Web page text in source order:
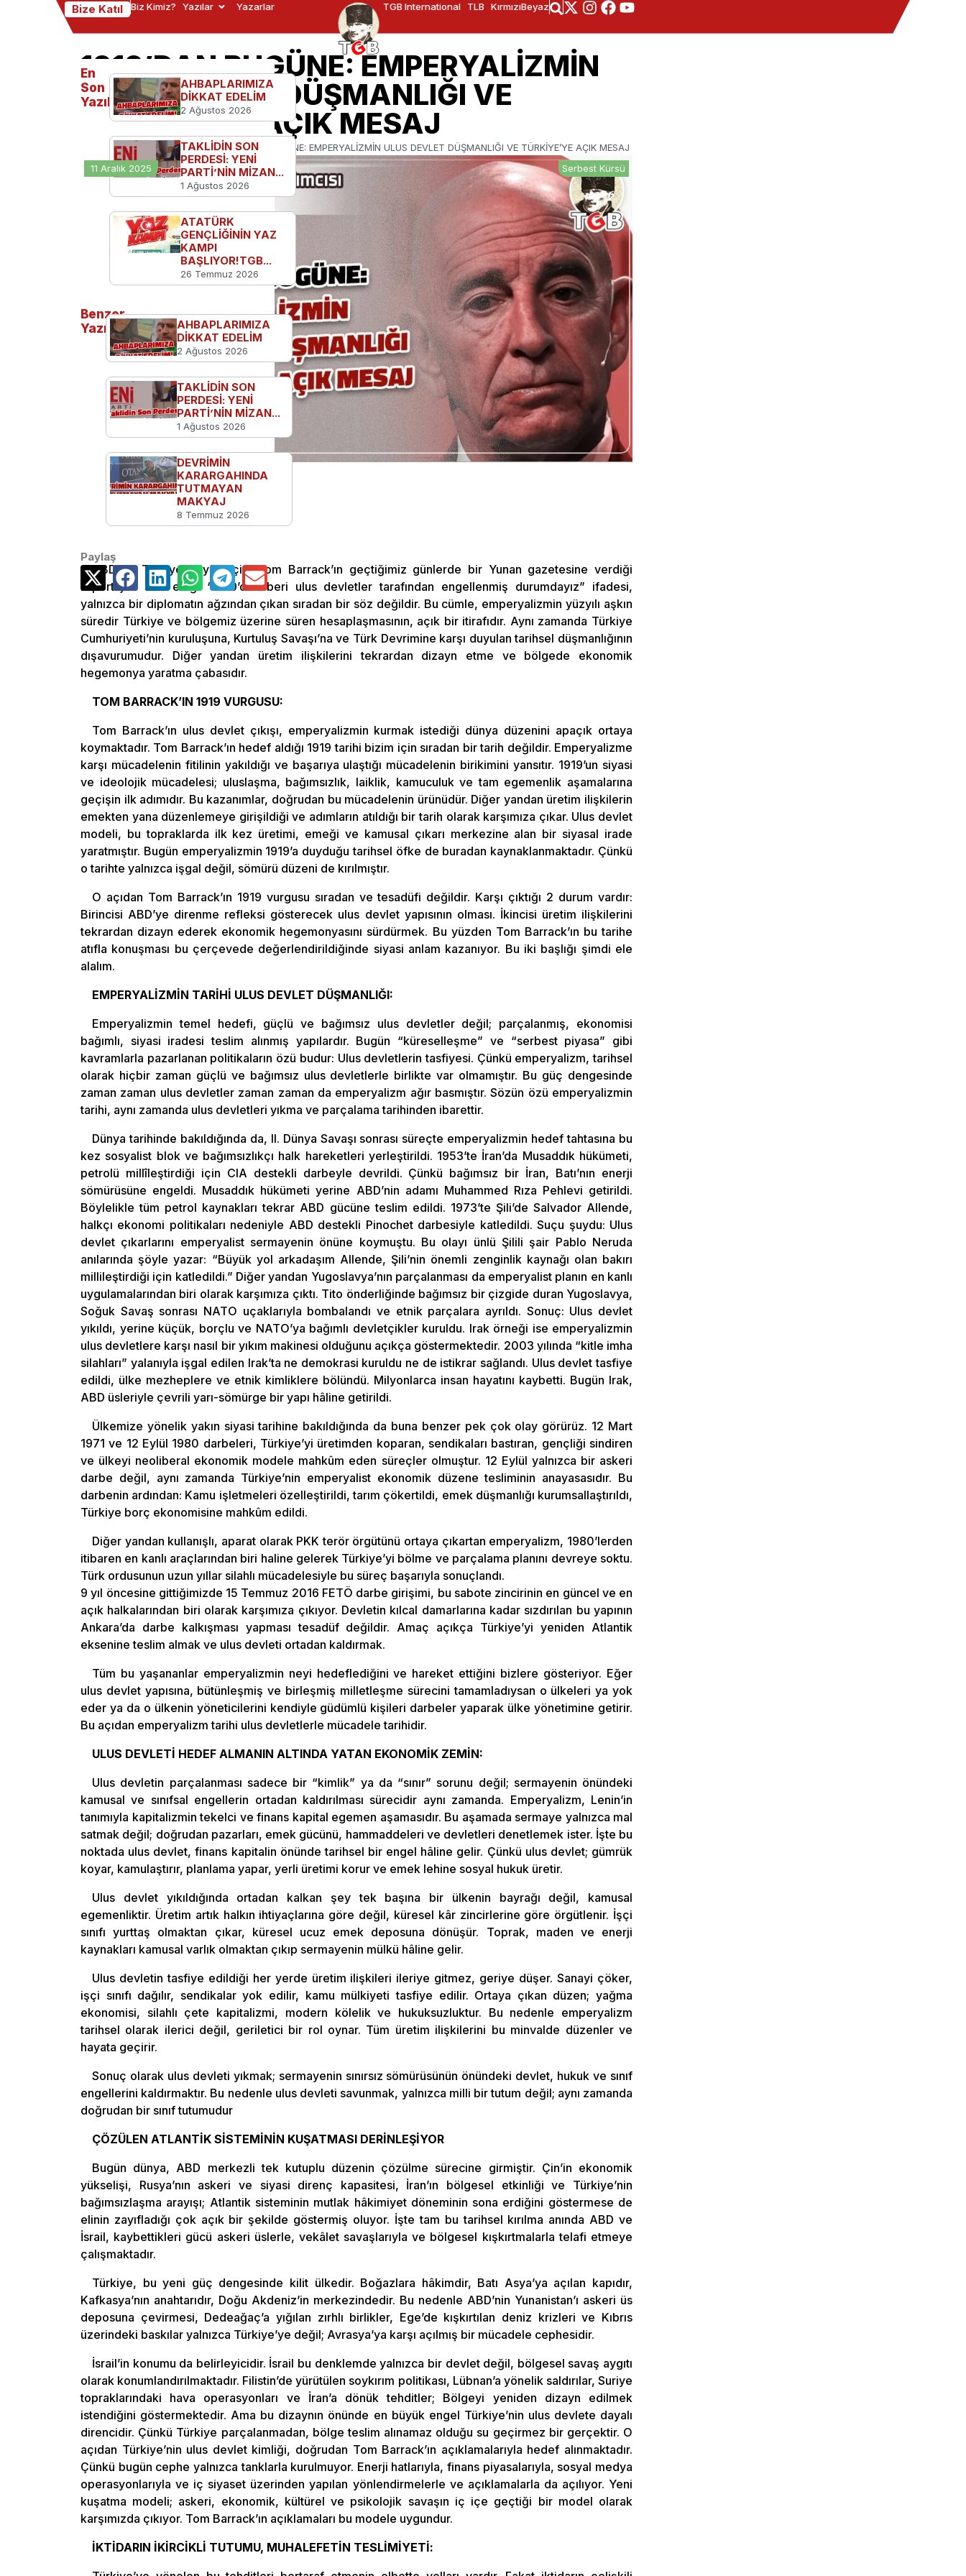
Bize Katıl Biz Kimiz? Yazılar Yazarlar TGB International TLB KırmızıBeyaz
1919’DAN BUGÜNE: EMPERYALİZMİN
ULUS DEVLET DÜŞMANLIĞI VE
TÜRKİYE’YE AÇIK MESAJ
Ana Sayfa Serbest Kürsü
1919’DAN BUGÜNE: EMPERYALİZMİN ULUS DEVLET DÜŞMANLIĞI VE TÜRKİYE’YE AÇIK MESAJ
11 Aralık 2025
Serbest Kürsü
Hasan Almışlar
Genel Sekreter Yardımcısı
ABD’nin Türkiye Büyükelçisi Tom Barrack’ın geçtiğimiz günlerde bir Yunan gazetesine verdiği
röportajda sarf ettiği “1919’dan beri ulus devletler tarafından engellenmiş durumdayız” ifadesi,
yalnızca bir diplomatın ağzından çıkan sıradan bir söz değildir. Bu cümle, emperyalizmin yüzyılı aşkın
süredir Türkiye ve bölgemiz üzerine süren hesaplaşmasının, açık bir itirafıdır. Aynı zamanda Türkiye
Cumhuriyeti’nin kuruluşuna, Kurtuluş Savaşı’na ve Türk Devrimine karşı duyulan tarihsel düşmanlığının
dışavurumudur. Diğer yandan üretim ilişkilerini tekrardan dizayn etme ve bölgede ekonomik
hegemonya yaratma çabasıdır.
TOM BARRACK’IN 1919 VURGUSU:
Tom Barrack’ın ulus devlet çıkışı, emperyalizmin kurmak istediği dünya düzenini apaçık ortaya
koymaktadır. Tom Barrack’ın hedef aldığı 1919 tarihi bizim için sıradan bir tarih değildir. Emperyalizme
karşı mücadelenin fitilinin yakıldığı ve başarıya ulaştığı mücadelenin birikimini yansıtır. 1919’un siyasi
ve ideolojik mücadelesi; uluslaşma, bağımsızlık, laiklik, kamuculuk ve tam egemenlik aşamalarına
geçişin ilk adımıdır. Bu kazanımlar, doğrudan bu mücadelenin ürünüdür. Diğer yandan üretim ilişkilerin
emekten yana düzenlemeye girişildiği ve adımların atıldığı bir tarih olarak karşımıza çıkar. Ulus devlet
modeli, bu topraklarda ilk kez üretimi, emeği ve kamusal çıkarı merkezine alan bir siyasal irade
yaratmıştır. Bugün emperyalizmin 1919’a duyduğu tarihsel öfke de buradan kaynaklanmaktadır. Çünkü
o tarihte yalnızca işgal değil, sömürü düzeni de kırılmıştır.
O açıdan Tom Barrack’ın 1919 vurgusu sıradan ve tesadüfi değildir. Karşı çıktığı 2 durum vardır:
Birincisi ABD’ye direnme refleksi gösterecek ulus devlet yapısının olması. İkincisi üretim ilişkilerini
tekrardan dizayn ederek ekonomik hegemonyasını sürdürmek. Bu yüzden Tom Barrack’ın bu tarihe
atıfla konuşması bu çerçevede değerlendirildiğinde siyasi anlam kazanıyor. Bu iki başlığı şimdi ele
alalım.
EMPERYALİZMİN TARİHİ ULUS DEVLET DÜŞMANLIĞI:
Emperyalizmin temel hedefi, güçlü ve bağımsız ulus devletler değil; parçalanmış, ekonomisi
bağımlı, siyasi iradesi teslim alınmış yapılardır. Bugün “küreselleşme” ve “serbest piyasa” gibi
kavramlarla pazarlanan politikaların özü budur: Ulus devletlerin tasfiyesi. Çünkü emperyalizm, tarihsel
olarak hiçbir zaman güçlü ve bağımsız ulus devletlerle birlikte var olmamıştır. Bu güç dengesinde
zaman zaman ulus devletler zaman zaman da emperyalizm ağır basmıştır. Sözün özü emperyalizmin
tarihi, aynı zamanda ulus devletleri yıkma ve parçalama tarihinden ibarettir.
Dünya tarihinde bakıldığında da, II. Dünya Savaşı sonrası süreçte emperyalizmin hedef tahtasına bu
kez sosyalist blok ve bağımsızlıkçı halk hareketleri yerleştirildi. 1953’te İran’da Musaddık hükümeti,
petrolü millîleştirdiği için CIA destekli darbeyle devrildi. Çünkü bağımsız bir İran, Batı’nın enerji
sömürüsüne engeldi. Musaddık hükümeti yerine ABD’nin adamı Muhammed Rıza Pehlevi getirildi.
Böylelikle tüm petrol kaynakları tekrar ABD gücüne teslim edildi. 1973’te Şili’de Salvador Allende,
halkçı ekonomi politikaları nedeniyle ABD destekli Pinochet darbesiyle katledildi. Suçu şuydu: Ulus
devlet çıkarlarını emperyalist sermayenin önüne koymuştu. Bu olayı ünlü Şilili şair Pablo Neruda
anılarında şöyle yazar: “Büyük yol arkadaşım Allende, Şili’nin önemli zenginlik kaynağı olan bakırı
millileştirdiği için katledildi.” Diğer yandan Yugoslavya’nın parçalanması da emperyalist planın en kanlı
uygulamalarından biri olarak karşımıza çıktı. Tito önderliğinde bağımsız bir çizgide duran Yugoslavya,
Soğuk Savaş sonrası NATO uçaklarıyla bombalandı ve etnik parçalara ayrıldı. Sonuç: Ulus devlet
yıkıldı, yerine küçük, borçlu ve NATO’ya bağımlı devletçikler kuruldu. Irak örneği ise emperyalizmin
ulus devletlere karşı nasıl bir yıkım makinesi olduğunu açıkça göstermektedir. 2003 yılında “kitle imha
silahları” yalanıyla işgal edilen Irak’ta ne demokrasi kuruldu ne de istikrar sağlandı. Ulus devlet tasfiye
edildi, ülke mezheplere ve etnik kimliklere bölündü. Milyonlarca insan hayatını kaybetti. Bugün Irak,
ABD üsleriyle çevrili yarı-sömürge bir yapı hâline getirildi.
Ülkemize yönelik yakın siyasi tarihine bakıldığında da buna benzer pek çok olay görürüz. 12 Mart
1971 ve 12 Eylül 1980 darbeleri, Türkiye’yi üretimden koparan, sendikaları bastıran, gençliği sindiren
ve ülkeyi neoliberal ekonomik modele mahkûm eden süreçler olmuştur. 12 Eylül yalnızca bir askeri
darbe değil, aynı zamanda Türkiye’nin emperyalist ekonomik düzene tesliminin anayasasıdır. Bu
darbenin ardından: Kamu işletmeleri özelleştirildi, tarım çökertildi, emek düşmanlığı kurumsallaştırıldı,
Türkiye borç ekonomisine mahkûm edildi.
Diğer yandan kullanışlı, aparat olarak PKK terör örgütünü ortaya çıkartan emperyalizm, 1980’lerden
itibaren en kanlı araçlarından biri haline gelerek Türkiye’yi bölme ve parçalama planını devreye soktu.
Türk ordusunun uzun yıllar silahlı mücadelesiyle bu süreç başarıyla sonuçlandı.
9 yıl öncesine gittiğimizde 15 Temmuz 2016 FETÖ darbe girişimi, bu sabote zincirinin en güncel ve en
açık halkalarından biri olarak karşımıza çıkıyor. Devletin kılcal damarlarına kadar sızdırılan bu yapının
Ankara’da darbe kalkışması yapması tesadüf değildir. Amaç açıkça Türkiye’yi yeniden Atlantik
eksenine teslim almak ve ulus devleti ortadan kaldırmak.
Tüm bu yaşananlar emperyalizmin neyi hedeflediğini ve hareket ettiğini bizlere gösteriyor. Eğer
ulus devlet yapısına, bütünleşmiş ve birleşmiş milletleşme sürecini tamamladıysan o ülkeleri ya yok
eder ya da o ülkenin yöneticilerini kendiyle güdümlü kişileri darbeler yaparak ülke yönetimine getirir.
Bu açıdan emperyalizm tarihi ulus devletlerle mücadele tarihidir.
ULUS DEVLETİ HEDEF ALMANIN ALTINDA YATAN EKONOMİK ZEMİN:
Ulus devletin parçalanması sadece bir “kimlik” ya da “sınır” sorunu değil; sermayenin önündeki
kamusal ve sınıfsal engellerin ortadan kaldırılması sürecidir aynı zamanda. Emperyalizm, Lenin’in
tanımıyla kapitalizmin tekelci ve finans kapital egemen aşamasıdır. Bu aşamada sermaye yalnızca mal
satmak değil; doğrudan pazarları, emek gücünü, hammaddeleri ve devletleri denetlemek ister. İşte bu
noktada ulus devlet, finans kapitalin önünde tarihsel bir engel hâline gelir. Çünkü ulus devlet; gümrük
koyar, kamulaştırır, planlama yapar, yerli üretimi korur ve emek lehine sosyal hukuk üretir.
Ulus devlet yıkıldığında ortadan kalkan şey tek başına bir ülkenin bayrağı değil, kamusal
egemenliktir. Üretim artık halkın ihtiyaçlarına göre değil, küresel kâr zincirlerine göre örgütlenir. İşçi
sınıfı yurttaş olmaktan çıkar, küresel ucuz emek deposuna dönüşür. Toprak, maden ve enerji
kaynakları kamusal varlık olmaktan çıkıp sermayenin mülkü hâline gelir.
Ulus devletin tasfiye edildiği her yerde üretim ilişkileri ileriye gitmez, geriye düşer. Sanayi çöker,
işçi sınıfı dağılır, sendikalar yok edilir, kamu mülkiyeti tasfiye edilir. Ortaya çıkan düzen; yağma
ekonomisi, silahlı çete kapitalizmi, modern kölelik ve hukuksuzluktur. Bu nedenle emperyalizm
tarihsel olarak ilerici değil, geriletici bir rol oynar. Tüm üretim ilişkilerini bu minvalde düzenler ve
hayata geçirir.
Sonuç olarak ulus devleti yıkmak; sermayenin sınırsız sömürüsünün önündeki devlet, hukuk ve sınıf
engellerini kaldırmaktır. Bu nedenle ulus devleti savunmak, yalnızca milli bir tutum değil; aynı zamanda
doğrudan bir sınıf tutumudur
ÇÖZÜLEN ATLANTİK SİSTEMİNİN KUŞATMASI DERİNLEŞİYOR
Bugün dünya, ABD merkezli tek kutuplu düzenin çözülme sürecine girmiştir. Çin’in ekonomik
yükselişi, Rusya’nın askeri ve siyasi direnç kapasitesi, İran’ın bölgesel etkinliği ve Türkiye’nin
bağımsızlaşma arayışı; Atlantik sisteminin mutlak hâkimiyet döneminin sona erdiğini göstermese de
elinin zayıfladığı çok açık bir şekilde göstermiş oluyor. İşte tam bu tarihsel kırılma anında ABD ve
İsrail, kaybettikleri gücü askeri üslerle, vekâlet savaşlarıyla ve bölgesel kışkırtmalarla telafi etmeye
çalışmaktadır.
Türkiye, bu yeni güç dengesinde kilit ülkedir. Boğazlara hâkimdir, Batı Asya’ya açılan kapıdır,
Kafkasya’nın anahtarıdır, Doğu Akdeniz’in merkezindedir. Bu nedenle ABD’nin Yunanistan’ı askeri üs
deposuna çevirmesi, Dedeağaç’a yığılan zırhlı birlikler, Ege’de kışkırtılan deniz krizleri ve Kıbrıs
üzerindeki baskılar yalnızca Türkiye’ye değil; Avrasya’ya karşı açılmış bir mücadele cephesidir.
İsrail’in konumu da belirleyicidir. İsrail bu denklemde yalnızca bir devlet değil, bölgesel savaş aygıtı
olarak konumlandırılmaktadır. Filistin’de yürütülen soykırım politikası, Lübnan’a yönelik saldırılar, Suriye
topraklarındaki hava operasyonları ve İran’a dönük tehditler; Bölgeyi yeniden dizayn edilmek
istendiğini göstermektedir. Ama bu dizaynın önünde en büyük engel Türkiye’nin ulus devlete dayalı
direncidir. Çünkü Türkiye parçalanmadan, bölge teslim alınamaz olduğu su geçirmez bir gerçektir. O
açıdan Türkiye’nin ulus devlet kimliği, doğrudan Tom Barrack’ın açıklamalarıyla hedef alınmaktadır.
Çünkü bugün cephe yalnızca tanklarla kurulmuyor. Enerji hatlarıyla, finans piyasalarıyla, sosyal medya
operasyonlarıyla ve iç siyaset üzerinden yapılan yönlendirmelerle ve açıklamalarla da açılıyor. Yeni
kuşatma modeli; askeri, ekonomik, kültürel ve psikolojik savaşın iç içe geçtiği bir model olarak
karşımızda çıkıyor. Tom Barrack’ın açıklamaları bu modele uygundur.
İKTİDARIN İKİRCİKLİ TUTUMU, MUHALEFETİN TESLİMİYETİ:
En
Son
Yazılanlar
AHBAPLARIMIZA
DİKKAT EDELİM
2 Ağustos 2026
TAKLİDİN SON
PERDESİ: YENİ
PARTİ’NİN MİZAN...
1 Ağustos 2026
ATATÜRK
GENÇLİĞİNİN YAZ
KAMPI
BAŞLIYOR!TGB...
26 Temmuz 2026
Benzer
Yazılar
AHBAPLARIMIZA
DİKKAT EDELİM
2 Ağustos 2026
TAKLİDİN SON
PERDESİ: YENİ
PARTİ’NİN MİZAN...
1 Ağustos 2026
DEVRİMİN
KARARGAHINDA
TUTMAYAN
MAKYAJ
8 Temmuz 2026
Paylaş